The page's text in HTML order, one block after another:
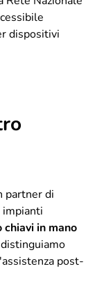
dispositivi
partner di
impianti
chiavi in mano
post-